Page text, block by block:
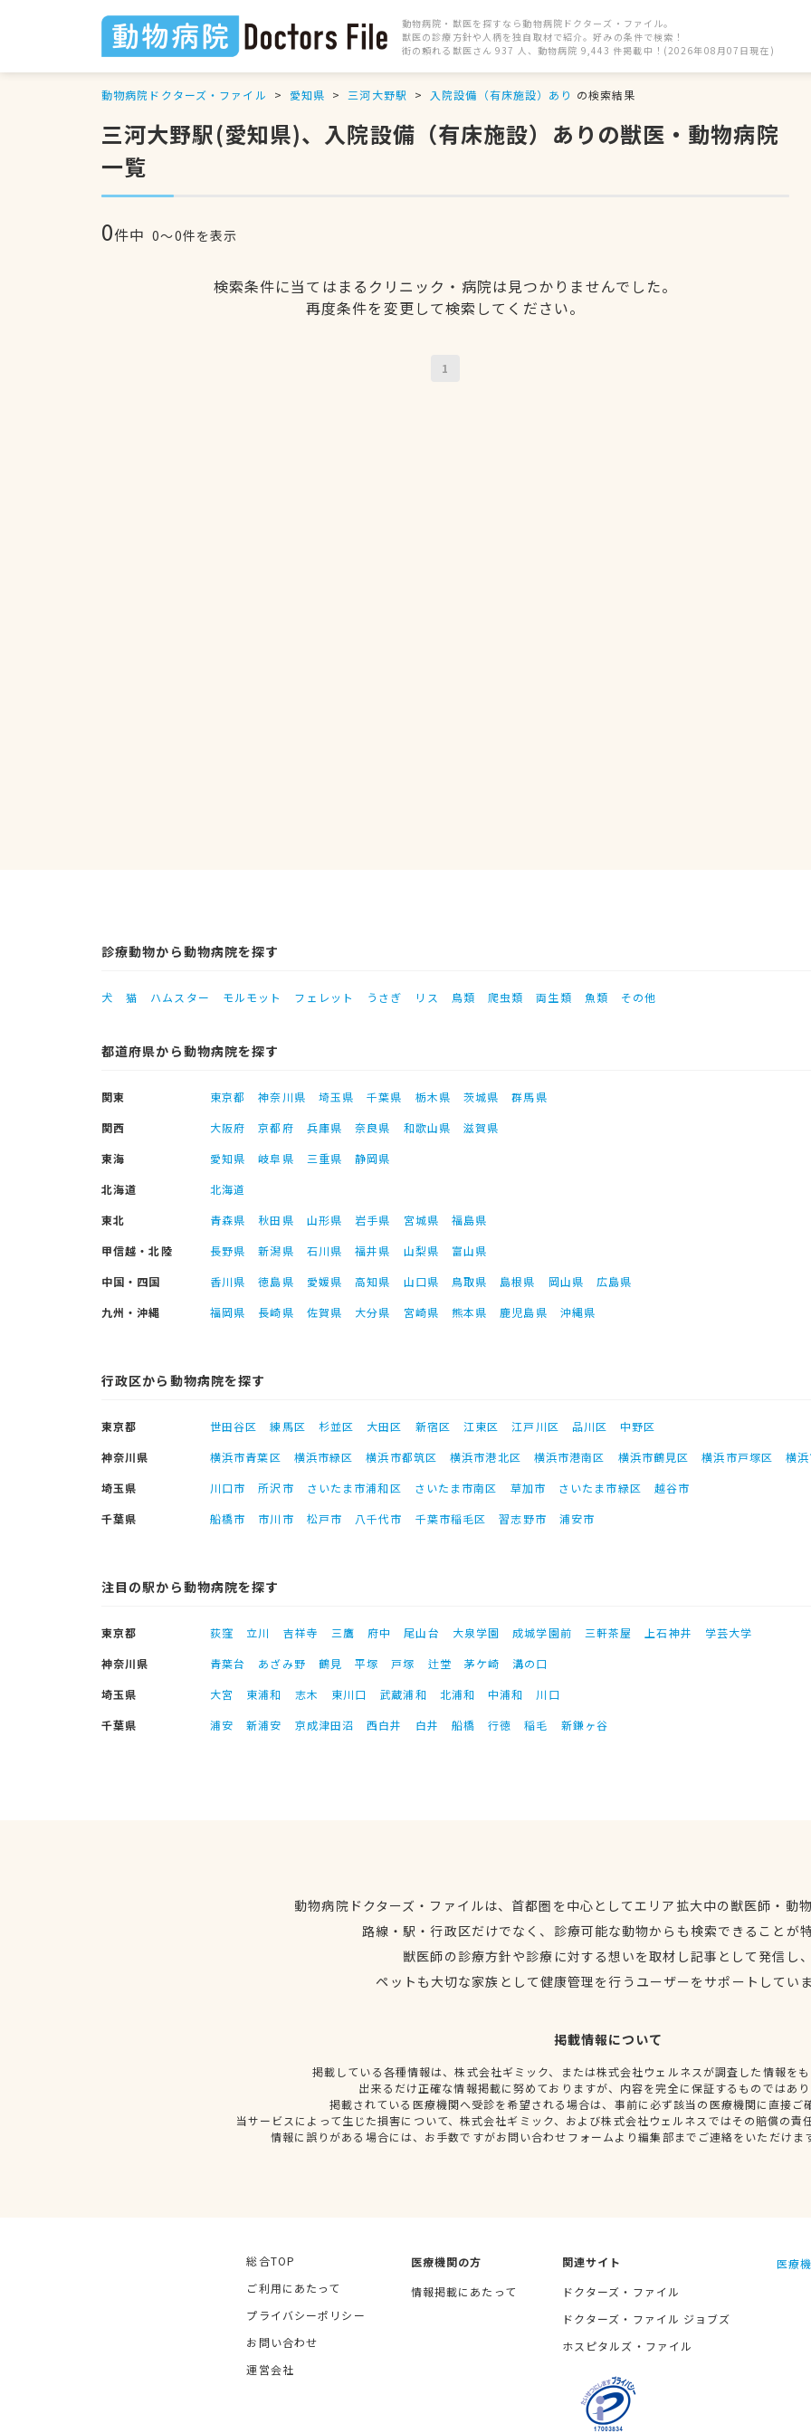
動物病院・獣医を探すなら動物病院ドクターズ・ファイル。
獣医の診療方針や人柄を独自取材で紹介。好みの条件で検索！
街の頼れる獣医さん 937 人、動物病院 9,443 件掲載中！(2026年08月07日現在)
動物病院ドクターズ・ファイル 愛知県 三河大野駅 入院設備（有床施設）あり の検索結果
三河大野駅(愛知県)、入院設備（有床施設）ありの獣医・動物病院
一覧
0件中 0〜0件を表示
検索条件に当てはまるクリニック・病院は見つかりませんでした。
再度条件を変更して検索してください。
1
診療動物から動物病院を探す
犬 猫 ハムスター モルモット フェレット うさぎ リス 鳥類 爬虫類 両生類 魚類 その他
都道府県から動物病院を探す
関東 東京都 神奈川県 埼玉県 千葉県 栃木県 茨城県
群馬県
関西
大阪府 京都府 兵庫県 奈良県 和歌山県
滋賀県
東海
愛知県 岐阜県 三重県
静岡県
北海道
北海道
東北
青森県 秋田県 山形県 岩手県 宮城県
福島県
甲信越・北陸
長野県 新潟県 石川県 福井県 山梨県
富山県
中国・四国
香川県 徳島県 愛媛県 高知県 山口県 鳥取県 島根県 岡山県
広島県
九州・沖縄
福岡県 長崎県 佐賀県 大分県 宮崎県 熊本県 鹿児島県 沖縄県
行政区から動物病院を探す
東京都 世田谷区 練馬区 杉並区 大田区 新宿区 江東区 江戸川区 品川区
中野区
神奈川県
横浜市青葉区 横浜市緑区 横浜市都筑区 横浜市港北区 横浜市港南区 横浜市鶴見区 横浜市戸塚区
横
埼玉県
川口市 所沢市 さいたま市浦和区 さいたま市南区 草加市 さいたま市緑区
越谷市
千葉県
船橋市 市川市 松戸市 八千代市 千葉市稲毛区 習志野市 浦安市
注目の駅から動物病院を探す
東京都 荻窪 立川 吉祥寺 三鷹 府中 尾山台 大泉学園 成城学園前 三軒茶屋 上石神井
学芸大学
神奈川県
青葉台 あざみ野 鶴見 平塚 戸塚 辻堂 茅ケ崎
溝の口
埼玉県
大宮 東浦和 志木 東川口 武蔵浦和 北浦和 中浦和
川口
千葉県
浦安 新浦安 京成津田沼 西白井 白井 船橋 行徳 稲毛 新鎌ヶ谷
動物病院ドクターズ・ファイルは、首都圏を中心としてエリア拡大中の獣医師・動
路線・駅・行政区だけでなく、診療可能な動物からも検索できることが
獣医師の診療方針や診療に対する想いを取材し記事として発信し
ペットも大切な家族として健康管理を行うユーザーをサポートしてい
掲載情報について
掲載している各種情報は、株式会社ギミック、または株式会社ウェルネスが調査した情報を
出来るだけ正確な情報掲載に努めておりますが、内容を完全に保証するものではあ
掲載されている医療機関へ受診を希望される場合は、事前に必ず該当の医療機関に直接ご
当サービスによって生じた損害について、株式会社ギミック、および株式会社ウェルネスではその賠償の責
情報に誤りがある場合には、お手数ですがお問い合わせフォームより編集部までご連絡をいただけま
総合TOP
ご利用にあたって
プライバシーポリシー
お問い合わせ
運営会社
医療機関の方
情報掲載にあたって
関連サイト
ドクターズ・ファイル
ドクターズ・ファイル ジョブズ
ホスピタルズ・ファイル
医療